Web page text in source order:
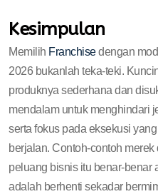
Kesimpulan
Memilih Franchisedengan
2026 bukanlah teka-teki.
produknya sederhana dan
mendalam untuk menghindari
serta fokus pada eksekusi
berjalan. Contoh-contoh
peluang bisnis itu benar-benar
adalah berhenti sekadar